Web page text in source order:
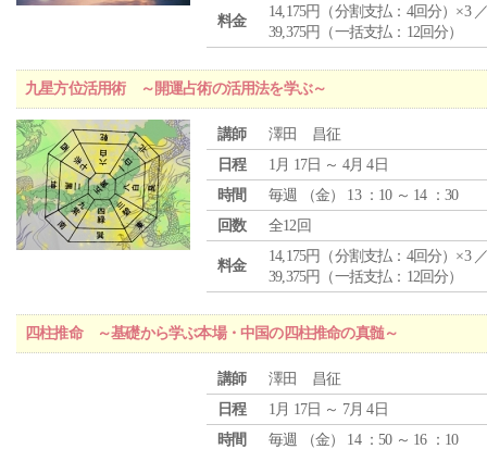
料金
14,175円（分割支払：4回分）×3
39,375円（一括支払：12回分）
九星方位活用術 ～開運占術の活用法を学ぶ～
講師
澤田 昌征
日程
1月 17日 ～ 4月 4日
時間
毎週 （金） 13 ：10 ～ 14 ：30
回数
全12回
料金
14,175円（分割支払：4回分）×3
39,375円（一括支払：12回分）
四柱推命 ～基礎から学ぶ本場・中国の四柱推命の真髄～
講師
澤田 昌征
日程
1月 17日 ～ 7月 4日
時間
毎週 （金） 14 ：50 ～ 16 ：10